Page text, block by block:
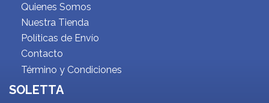
Quienes Somos
Nuestra Tienda
Políticas de Envío
Contacto
Término y Condiciones
SOLETTA